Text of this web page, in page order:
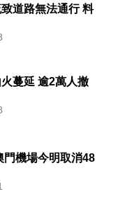
道路無法通行 料
蔓延 逾2萬人撤
門機場今明取消48